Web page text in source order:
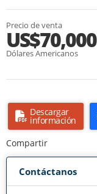
Precio de venta
US$70,000
Dólares Americanos
Descargar
información
Compartir
Contáctanos